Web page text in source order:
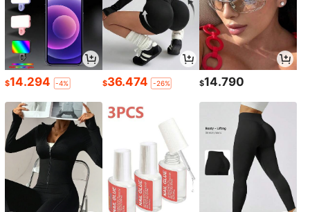
$14.294 -4% $36.474 -26% $14.790